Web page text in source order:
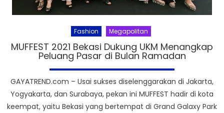
Fashion Megapolitan
MUFFEST 2021 Bekasi Dukung UKM Menangkap
Peluang Pasar di Bulan Ramadan
GAYATREND.com – Usai sukses diselenggarakan di Jakarta,
Yogyakarta, dan Surabaya, pekan ini MUFFEST hadir di kota
keempat, yaitu Bekasi yang bertempat di Grand Galaxy Park